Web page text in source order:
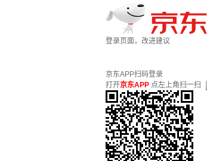
登录页面，改进建议
京东APP扫码登录
打开京东APP 点左上角扫一扫